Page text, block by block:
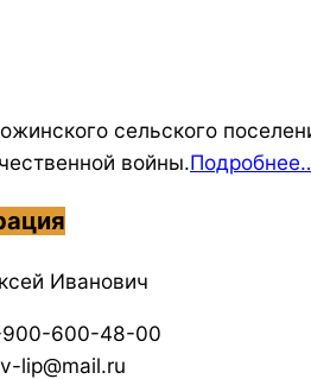
сельского
войны.
Иванович
900-600-48-00
lip@mail.ru